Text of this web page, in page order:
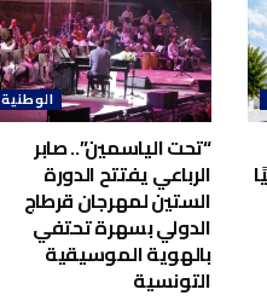
الوطنية
“تحت الياسمين”.. صابر
الرباعي يفتتح الدورة
الستين لمهرجان قرطاج
الدولي بسهرة تحتفي
بالهوية الموسيقية
التونسية